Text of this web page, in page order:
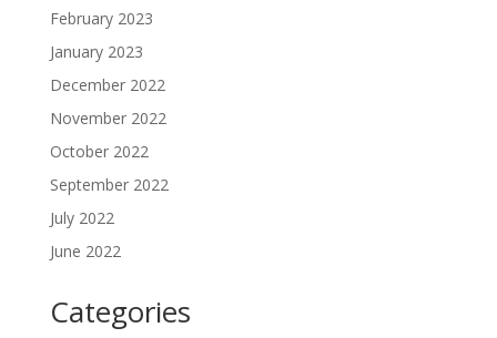
February 2023
January 2023
December 2022
November 2022
October 2022
September 2022
July 2022
June 2022
Categories